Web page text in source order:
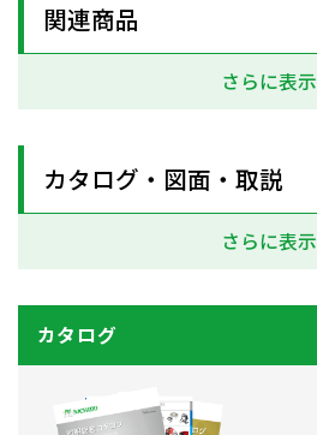
関連商品
さらに表示
カタログ・図面・取説
さらに表示
カタログ